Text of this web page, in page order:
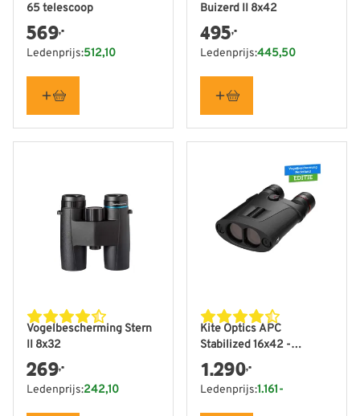
65 telescoop
569,-
Ledenprijs:512,10
Buizerd II 8x42
495,-
Ledenprijs:445,50
Vogelbescherming Stern
II 8x32
269,-
Ledenprijs:242,10
Kite Optics APC
Stabilized 16x42 -
Vogelbescherming
Nederland editie
1.290,-
Ledenprijs:1.161-